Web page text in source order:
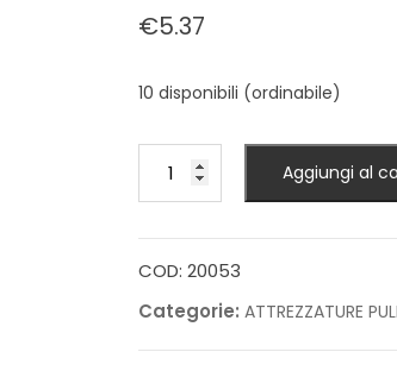
€5.37
10 disponibili (ordinabile)
quantità
Aggiungi al
COD: 20053
Categorie: ATTREZZATURE